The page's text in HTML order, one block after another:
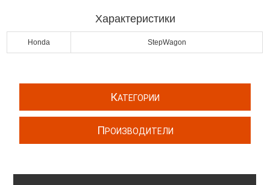
Характеристики
Honda StepWagon
КАТЕГОРИИ
ПРОИЗВОДИТЕЛИ